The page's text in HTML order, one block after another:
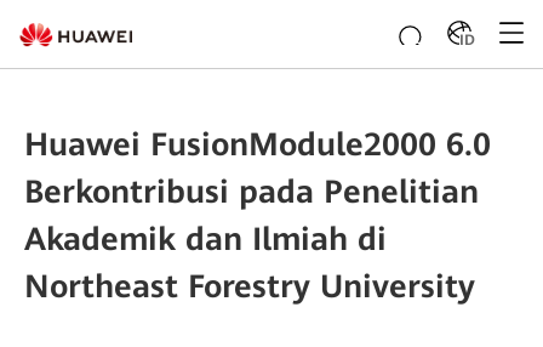
ID
Huawei FusionModule2000 6.0
Berkontribusi pada Penelitian
Akademik dan Ilmiah di
Northeast Forestry University